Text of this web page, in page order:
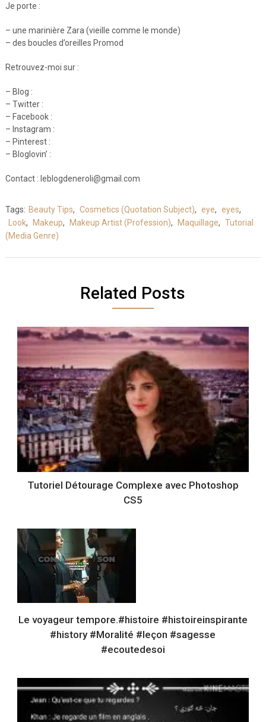
Je porte :
– une marinière Zara (vieille comme le monde)
– des boucles d’oreilles Promod
Retrouvez-moi sur :
– Blog :
– Twitter :
– Facebook :
– Instagram :
– Pinterest :
– Bloglovin’ :
Contact : leblogdeneroli@gmail.com
Tags: Beauty Tips, Cosmetics (Quotation Subject), eye, eyes,
Look, Makeup, Makeup Artist (Profession), Maquillage, Tutorial
(Media Genre)
Related Posts
Tutoriel Détourage Complexe avec Photoshop
CS5
Le voyageur tempore.#histoire #histoireinspirante
#history #Moralité #leçon #sagesse
#ecoutedesoi